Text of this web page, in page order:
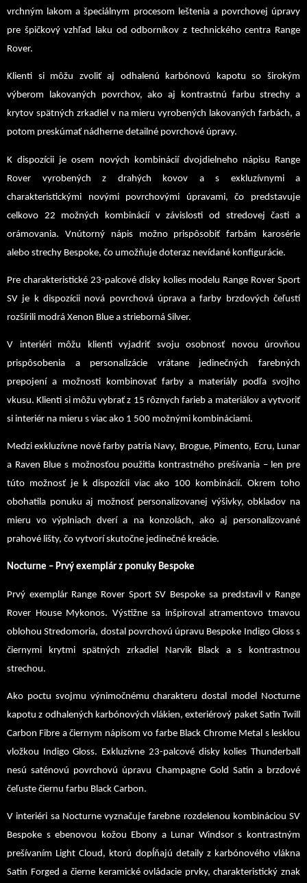
vrchným lakom a špeciálnym procesom leštenia a povrchovej úpravy
pre špičkový vzhľad laku od odborníkov z technického centra Range
Rover.
Klienti si môžu zvoliť aj odhalenú karbónovú kapotu so širokým
výberom lakovaných povrchov, ako aj kontrastnú farbu strechy a
krytov spätných zrkadiel v na mieru vyrobených lakovaných farbách, a
potom preskúmať nádherne detailné povrchové úpravy.
K dispozícii je osem nových kombinácií dvojdielneho nápisu Range
Rover vyrobených z drahých kovov a s exkluzívnymi a
charakteristickými novými povrchovými úpravami, čo predstavuje
celkovo 22 možných kombinácií v závislosti od stredovej časti a
orámovania. Vnútorný nápis možno prispôsobiť farbám karosérie
alebo strechy Bespoke, čo umožňuje doteraz nevídané konfigurácie.
Pre charakteristické 23-palcové disky kolies modelu Range Rover Sport
SV je k dispozícii nová povrchová úprava a farby brzdových čeľustí
rozšírili modrá Xenon Blue a strieborná Silver.
V interiéri môžu klienti vyjadriť svoju osobnosť novou úrovňou
prispôsobenia a personalizácie vrátane jedinečných farebných
prepojení a možnosti kombinovať farby a materiály podľa svojho
vkusu. Klienti si môžu vybrať z 15 rôznych farieb a materiálov a vytvoriť
si interiér na mieru s viac ako 1 500 možnými kombináciami.
Medzi exkluzívne nové farby patria Navy, Brogue, Pimento, Ecru, Lunar
a Raven Blue s možnosťou použitia kontrastného prešívania – len pre
túto možnosť je k dispozícii viac ako 100 kombinácií. Okrem toho
obohatila ponuku aj možnosť personalizovanej výšivky, obkladov na
mieru vo výplniach dverí a na konzolách, ako aj personalizované
prahové lišty, čo vytvorí skutočne jedinečné kreácie.
Nocturne – Prvý exemplár z ponuky Bespoke
Prvý exemplár Range Rover Sport SV Bespoke sa predstavil v Range
Rover House Mykonos. Výstižne sa inšpiroval atramentovo tmavou
oblohou Stredomoria, dostal povrchovú úpravu Bespoke Indigo Gloss s
čiernymi krytmi spätných zrkadiel Narvik Black a s kontrastnou
strechou.
Ako poctu svojmu výnimočnému charakteru dostal model Nocturne
kapotu z odhalených karbónových vlákien, exteriérový paket Satin Twill
Carbon Fibre a čiernym nápisom vo farbe Black Chrome Metal s lesklou
vložkou Indigo Gloss. Exkluzívne 23-palcové disky kolies Thunderball
nesú saténovú povrchovú úpravu Champagne Gold Satin a brzdové
čeľuste čiernu farbu Black Carbon.
V interiéri sa Nocturne vyznačuje farebne rozdelenou kombináciou SV
Bespoke s ebenovou kožou Ebony a Lunar Windsor s kontrastným
prešívaním Light Cloud, ktorú dopĺňajú detaily z karbónového vlákna
Satin Forged a čierne keramické ovládacie prvky, charakteristický znak